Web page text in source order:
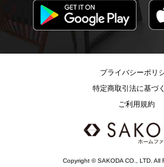
プライバシーポリ
特定商取引法に基づ
ご利用規約
Copyright © SAKODA CO., LTD. All